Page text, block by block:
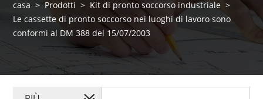
casa > Prodotti > Kit di pronto soccorso industriale >
Le cassette di pronto soccorso nei luoghi di lavoro sono
conformi al DM 388 del 15/07/2003